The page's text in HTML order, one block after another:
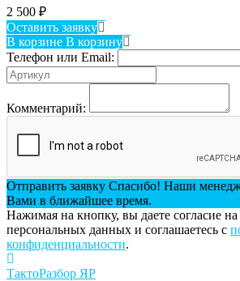
2 500 ₽
Оставить заявку
В корзине В корзину
Телефон или Email:
Комментарий:
Отправить заявку Спасибо! Наши
Вами в ближайшее время.
Нажимая на кнопку, вы даете согласие
персональных данных и соглашаетесь с
конфиденциальности.
ТактоРазбор ЯР